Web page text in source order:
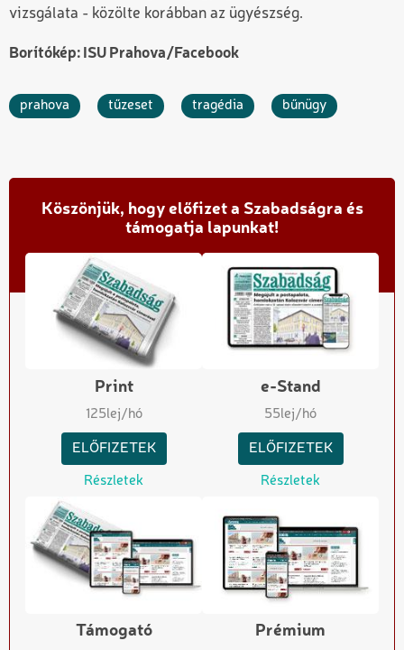
vizsgálata - közölte korábban az ügyészség.
Borítókép: ISU Prahova/Facebook
prahova tűzeset tragédia bűnügy
Köszönjük, hogy előfizet a Szabadságra és
támogatja lapunkat!
Print
125lej/hó
ELŐFIZETEK
Részletek
e-Stand
55lej/hó
ELŐFIZETEK
Részletek
Támogató Prémium